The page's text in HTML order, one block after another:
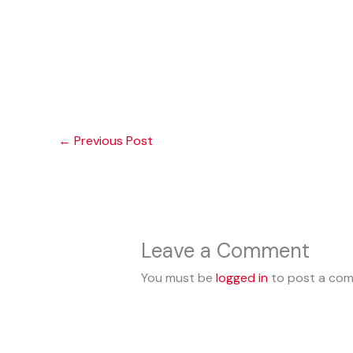
← Previous Post
Leave a Comment
You must be logged into post a